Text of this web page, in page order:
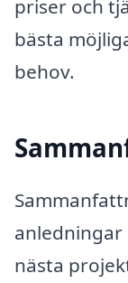
priser och
bästa
behov.
anledningar
nästa